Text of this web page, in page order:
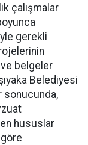
çalışmalar
gerekli
ve belgeler
Belediyesi
sonucunda,
hususlar